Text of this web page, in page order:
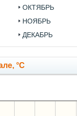
ОКТЯБРЬ
НОЯБРЬ
ДЕКАБРЬ
°C